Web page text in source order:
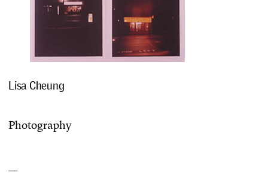
Lisa Cheung
Photography
—